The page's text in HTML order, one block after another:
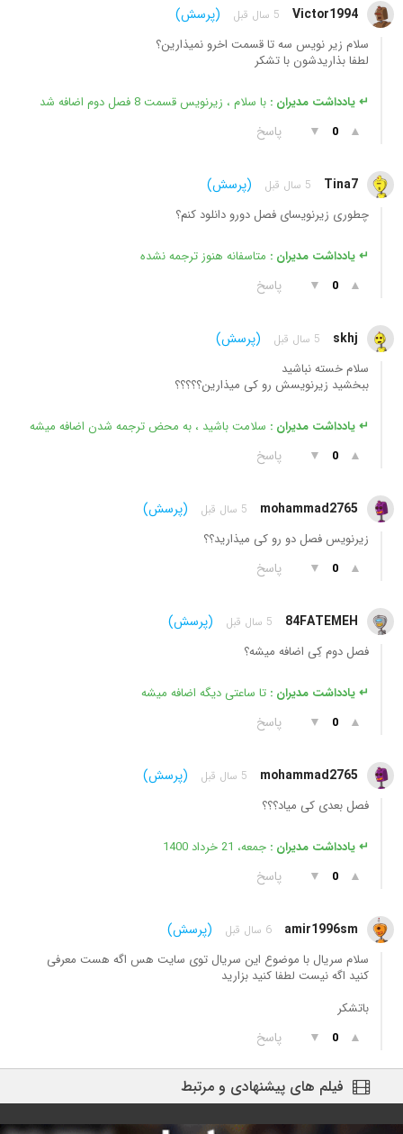
Victor1994 5 سال قبل (پرسش)
سلام زیر نویس سه تا قسمت اخرو نمیذارین؟
لطفا بذاریدشون با تشکر
↵ یادداشت مدیران : با سلام ، زیرنویس قسمت 8 فصل دوم اضافه شد
▲
0
▼ پاسخ
Tina7 5 سال قبل (پرسش)
چطوری زیرنویسای فصل دورو دانلود کنم؟
↵ یادداشت مدیران : متاسفانه هنوز ترجمه نشده
▲
0
▼ پاسخ
skhj 5 سال قبل (پرسش)
سلام خسته نباشید
ببخشید زیرنویسش رو کی میذارین؟؟؟؟؟
↵ یادداشت مدیران : سلامت باشید ، به محض ترجمه شدن اضافه میشه
▲
0
▼ پاسخ
mohammad2765 5 سال قبل (پرسش)
زیرنویس فصل دو رو کی میذارید؟؟
▲
0
▼ پاسخ
84FATEMEH 5 سال قبل (پرسش)
فصل دوم کِی اضافه میشه؟
↵ یادداشت مدیران : تا ساعتی دیگه اضافه میشه
▲
0
▼ پاسخ
mohammad2765 5 سال قبل (پرسش)
فصل بعدی کی میاد؟؟؟
↵ یادداشت مدیران : جمعه، 21 خرداد 1400
▲
0
▼ پاسخ
amir1996sm 6 سال قبل (پرسش)
سلام سریال با موضوع این سریال توی سایت هس اگه هست معرفی
کنید اگه نیست لطفا کنید بزارید
باتشکر
▲
0
▼ پاسخ
فیلم های پیشنهادی و مرتبط